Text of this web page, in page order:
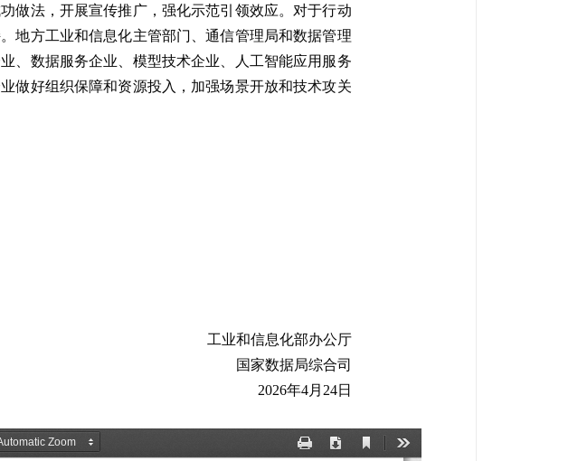
做法，开展宣传推广，强化示范引领效应。对于行动
地方工业和信息化主管部门、通信管理局和数据管理
、数据服务企业、模型技术企业、人工智能应用服务
做好组织保障和资源投入，加强场景开放和技术攻关
工业和信息化部办公厅
国家数据局综合司
2026年4月24日